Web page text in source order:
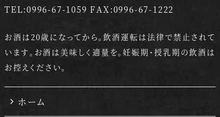
TEL:0996-67-1059 FAX:0996-67-1222
お酒は20歳になってから。飲酒運転は法律で禁止されて
います。 お酒は美味しく適量を。妊娠期・授乳期の飲酒は
お控えください。
ホーム